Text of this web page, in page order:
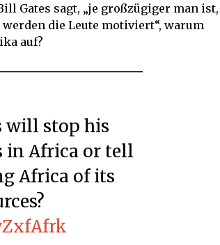
Gates sagt, „je großzügiger man ist,
die Leute motiviert“, warum
auf?
in Africa or tell
Africa of its